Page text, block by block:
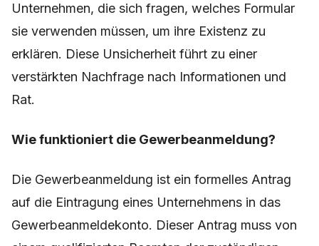
Unternehmen, die sich fragen, welches Formular
sie verwenden müssen, um ihre Existenz zu
erklären. Diese Unsicherheit führt zu einer
verstärkten Nachfrage nach Informationen und
Rat.
Wie funktioniert die Gewerbeanmeldung?
Die Gewerbeanmeldung ist ein formelles Antrag
auf die Eintragung eines Unternehmens in das
Gewerbeanmeldekonto. Dieser Antrag muss von